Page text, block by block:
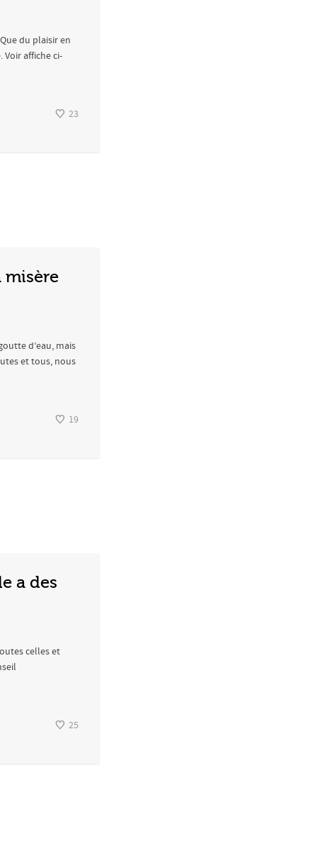
du plaisir en
affiche ci-
23
misère
d’eau, mais
et tous, nous
19
a des
celles et
25